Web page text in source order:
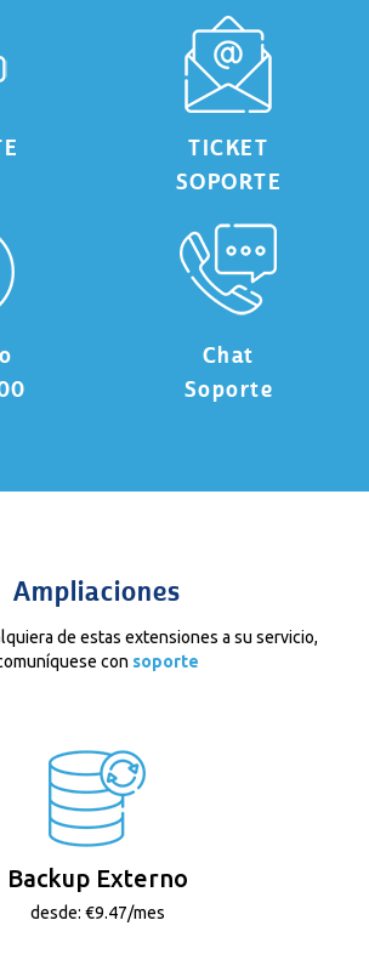
TICKET
SOPORTE
Chat
Soporte
Ampliaciones
de estas extensiones a su servicio,
con soporte
Backup Externo
desde: €9.47/mes